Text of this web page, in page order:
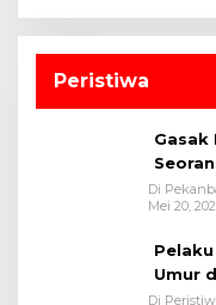
Peristiwa
Gasak
Bukit
Di
Mei 20,
Umur
Polsek
Di